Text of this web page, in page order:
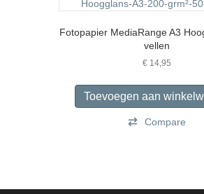
Fotopapier MediaRange A3
vellen
€14,95
Toevoegen aan
Compare